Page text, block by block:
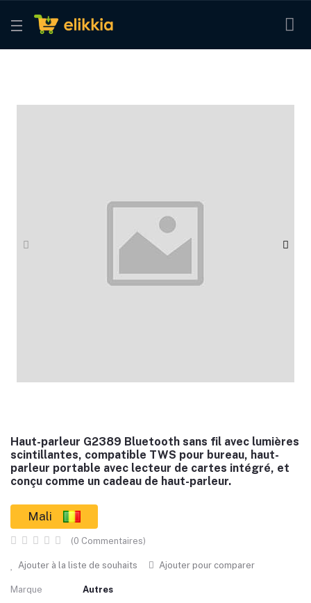
Haut-parleur G2389 Bluetooth sans fil avec lumières
scintillantes, compatible TWS pour bureau, haut-
parleur portable avec lecteur de cartes intégré, et
conçu comme un cadeau de haut-parleur.
Mali
(0 Commentaires)
Ajouter à la liste de souhaits Ajouter pour comparer
Marque Autres